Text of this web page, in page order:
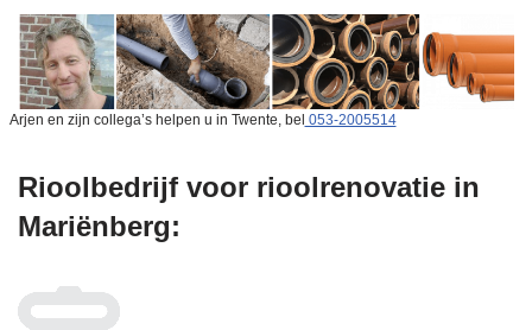
Arjen en zijn collega’s helpen u in Twente, bel 053-2005514
Rioolbedrijf voor rioolrenovatie in
Mariënberg: